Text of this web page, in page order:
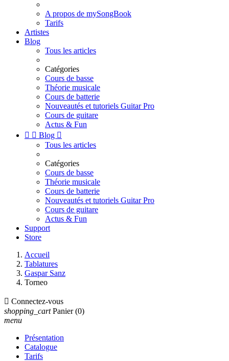
A propos de mySongBook
Tarifs
Artistes
Blog
Tous les articles
Catégories
Cours de basse
Théorie musicale
Cours de batterie
Nouveautés et tutoriels Guitar Pro
Cours de guitare
Actus & Fun
  Blog 
Tous les articles
Catégories
Cours de basse
Théorie musicale
Cours de batterie
Nouveautés et tutoriels Guitar Pro
Cours de guitare
Actus & Fun
Support
Store
Accueil
Tablatures
Gaspar Sanz
Torneo
 Connectez-vous
shopping_cart Panier (0)
menu
Présentation
Catalogue
Tarifs